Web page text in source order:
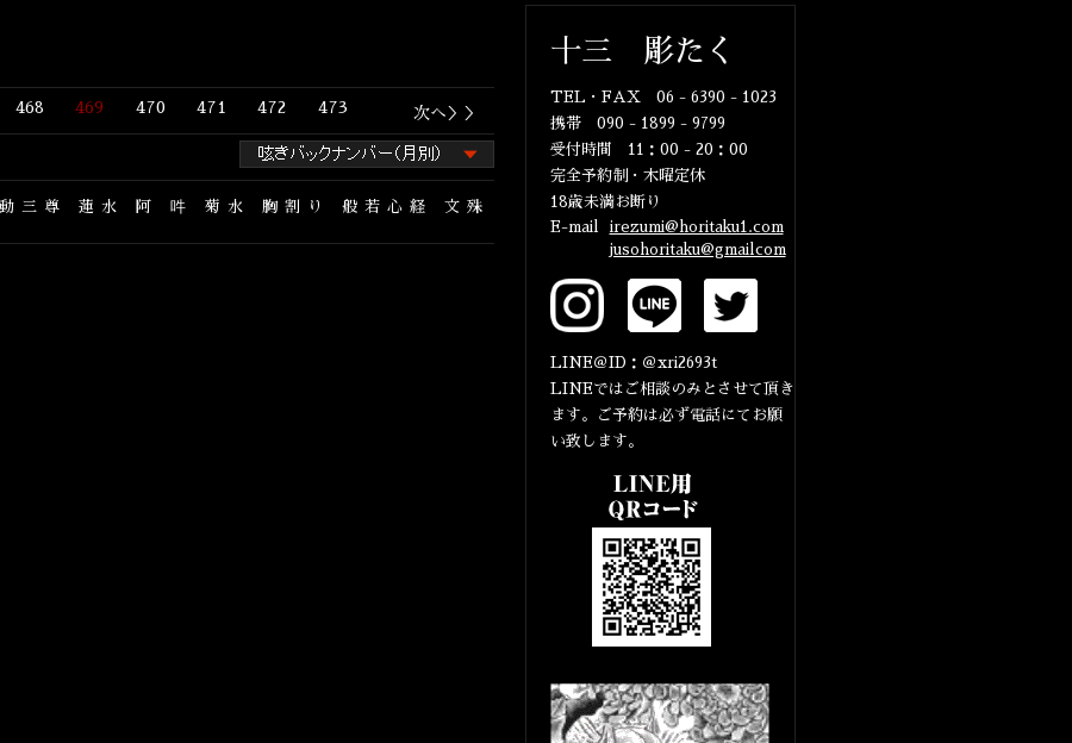
468 469 470 471 472 473 次へ＞＞
三尊 蓮水 阿 吽 菊水 胸割り 般若心経
文殊
十三 彫たく
TEL・FAX 06 - 6390 - 1023
携帯 090 - 1899 - 9799
受付時間 11：00 - 20：00
完全予約制・木曜定休
18歳未満お断り
E-mail
irezumi@horitaku1.com
jusohoritaku@gmailcom
LINE＠ID：＠xri2693t
LINEではご相談のみとさせて頂き
ます。ご予約は必ず電話にてお願
い致します。